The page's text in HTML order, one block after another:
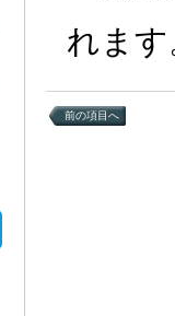
れます
前の項目へ